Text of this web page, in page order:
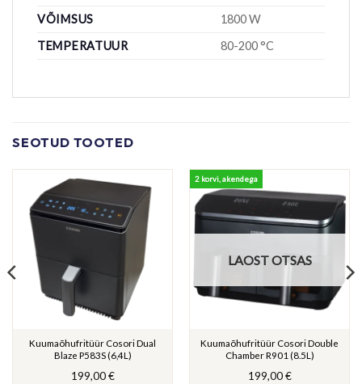
VÕIMSUS
1800 W
TEMPERATUUR
80-200 °C
SEOTUD TOOTED
Kuumaõhufritüür Cosori Dual
Blaze P583S (6,4L)
199,00€
2 korvi, akendega
LAOST OTSAS
Kuumaõhufritüür Cosori Double
Chamber R901 (8.5L)
199,00€